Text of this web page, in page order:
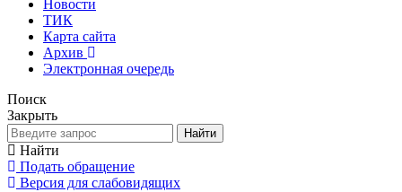
Новости
ТИК
Карта сайта
Архив
Электронная очередь
Поиск
Закрыть
Найти
Найти
Подать обращение
Версия для слабовидящих